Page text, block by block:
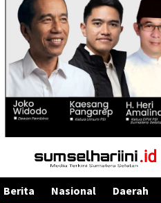
Menu
Mobile
Berita Nasional Daerah